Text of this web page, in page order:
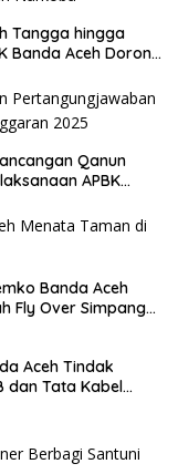
Tangga hingga
Banda Aceh Dorong
Qanun
APBK
Banda Aceh
Fly Over Simpang
Aceh Tindak
dan Tata Kabel